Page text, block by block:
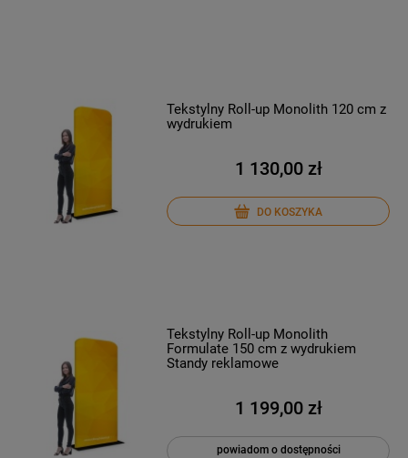
Tekstylny Roll-up Monolith 120 cm z
wydrukiem
1 130,00 zł
DO KOSZYKA
Tekstylny Roll-up Monolith
Formulate 150 cm z wydrukiem
Standy reklamowe
1 199,00 zł
powiadom o dostępności